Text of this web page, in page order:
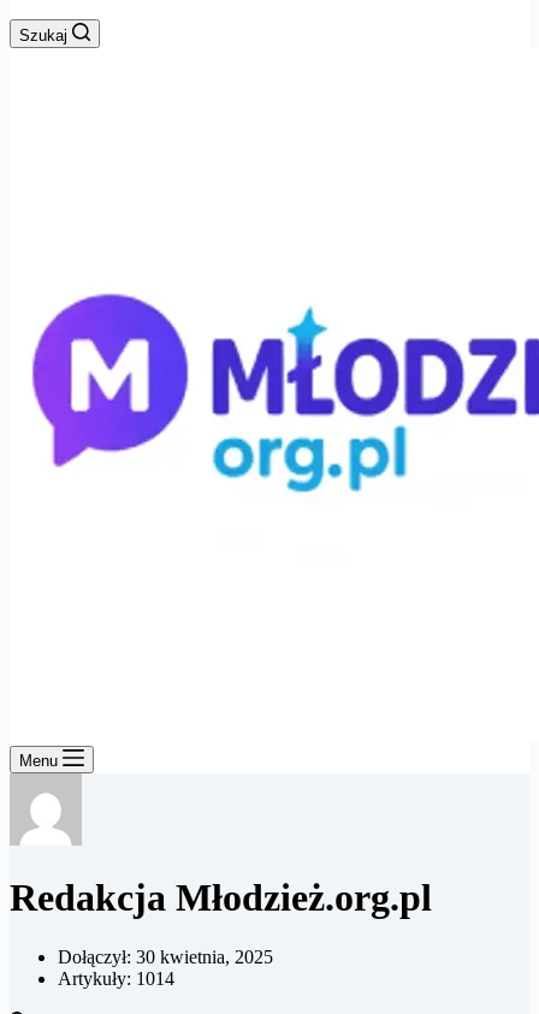
Szukaj
Menu
Redakcja Młodzież.org.pl
Dołączył: 30 kwietnia, 2025
Artykuły: 1014